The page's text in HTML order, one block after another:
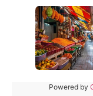
Powered by